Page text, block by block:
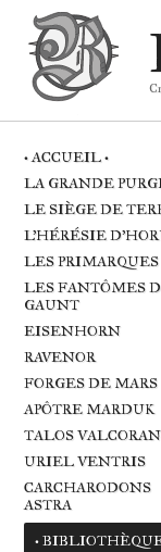
• ACCUEIL •
LA GRANDE
LE SIÈGE DE
L'HÉRÉSIE
LES PRIMARQUES
LES FANTÔMES
GAUNT
EISENHORN
RAVENOR
FORGES DE MARS
APÔTRE MARDUK
TALOS VALCORAN
URIEL VENTRIS
CARCHARODONS
ASTRA
•